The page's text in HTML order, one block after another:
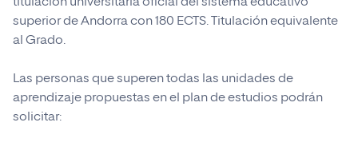
superior de Andorra con 180 ECTS. Titulación equivalente
al Grado.
Las personas que superen todas las unidades de
aprendizaje propuestas en el plan de estudios podrán
solicitar: